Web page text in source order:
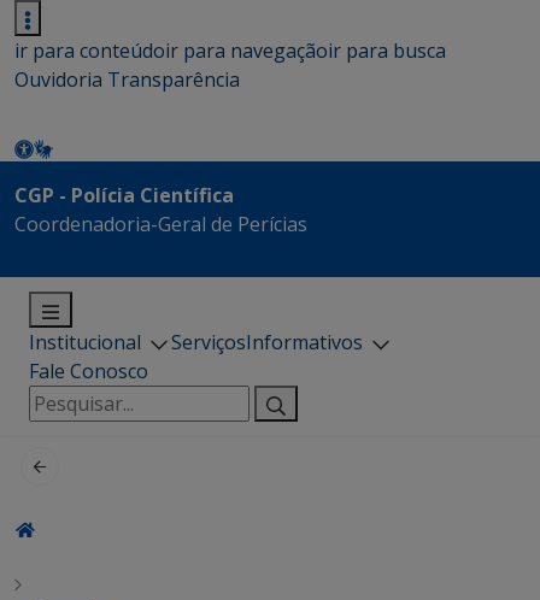
ir para conteúdoir para navegaçãoir para busca
Ouvidoria Transparência
CGP - Polícia Científica
Coordenadoria-Geral de Perícias
Institucional ServiçosInformativos
Fale Conosco
Pesquisar
por: